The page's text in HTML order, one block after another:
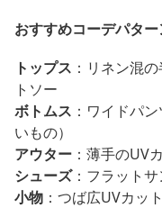
おすすめコーデパター
トップス ：リネン混
トソー
ボトムス ：ワイドパ
いもの）
アウター ：薄手のUV
シューズ：フラット
小物 ：つば広UVカッ